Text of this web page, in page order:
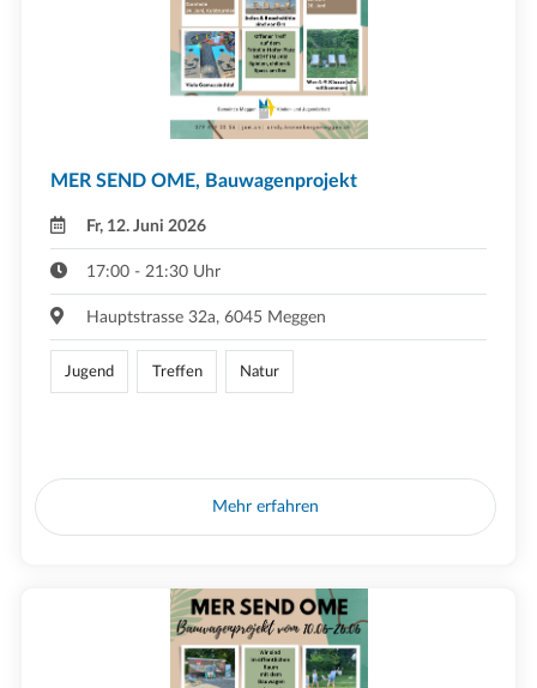
MER SEND OME, Bauwagenprojekt
Fr, 12. Juni 2026
17:00 - 21:30 Uhr
Hauptstrasse 32a, 6045 Meggen
Jugend Treffen Natur
Mehr erfahren